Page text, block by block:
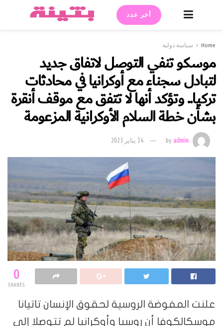
أخر عدد
Home سياسة دولية
موسكو تنفي التوصل لاتفاق جديد
لتبادل سجناء مع أوكرانيا في محادثات
تركيا.. وتؤكد أنها لا تتفق مع موقف أنقرة
بشأن خطة السلام الأوكرانية المزعومة
byadmin 14 يناير 2023
0
SHARES
علنت المفوضة الروسية لحقوق الإنسان تاتيانا
موسكالكوفا أن روسيا وأوكرانيا لم تتوصلا إلى